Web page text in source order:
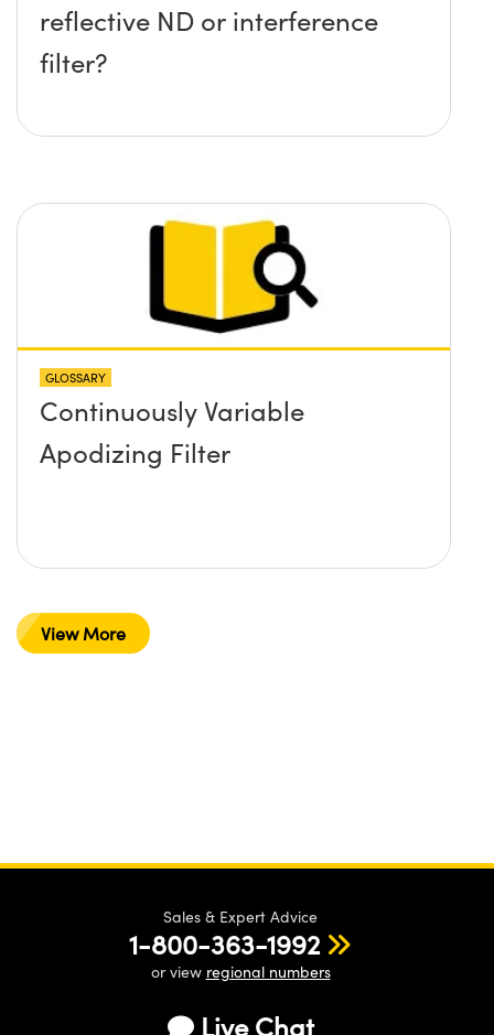
reflective ND or interference
filter?
GLOSSARY
Continuously Variable
Apodizing Filter
View More
Sales & Expert Advice
1-800-363-1992
or view regional numbers
Live Chat